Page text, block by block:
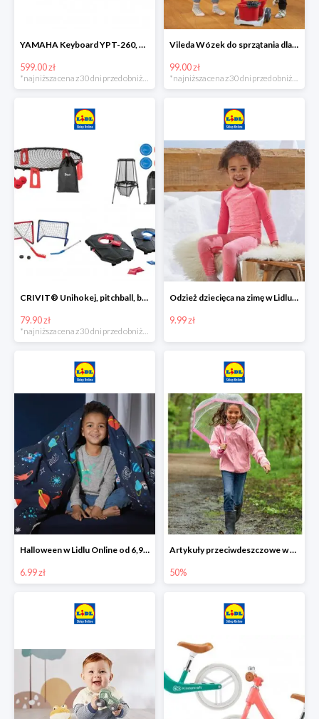
YAMAHA Keyboard YPT-260, 61 klawiszy
599.00 zł
*najniższa cena z 30 dni przed obniżką
Vileda Wózek do sprzątania dla dzieci
99.00 zł
*najniższa cena z 30 dni przed obniżką
CRIVIT® Unihokej, pitchball, bean bag lub disc golf
79.90 zł
Odzież dziecięca na zimę w Lidlu Online od 9,99 zł
9.99 zł
Halloween w Lidlu Online od 6,99 zł
6.99 zł
Artykuły przeciwdeszczowe w Lodilu Online do -50%
50%